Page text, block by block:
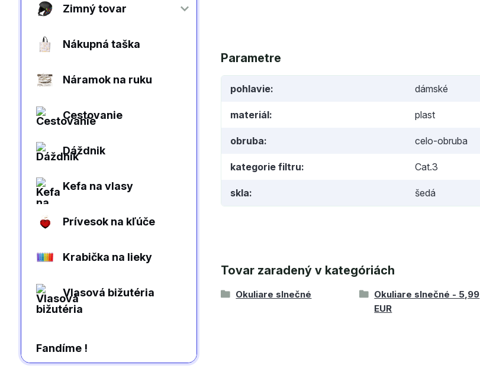
Zimný tovar
Nákupná taška
Náramok na ruku
Cestovanie
Dáždnik
Kefa na vlasy
Prívesok na kľúče
Krabička na lieky
Vlasová bižutéria
Fandíme !
Parametre
pohlavie dámské
materiál plast
obruba celo-obruba
kategorie filtru Cat.3
skla šedá
Tovar zaradený v kategóriách
Okuliare slnečné
Okuliare slnečné - 5,99
EUR